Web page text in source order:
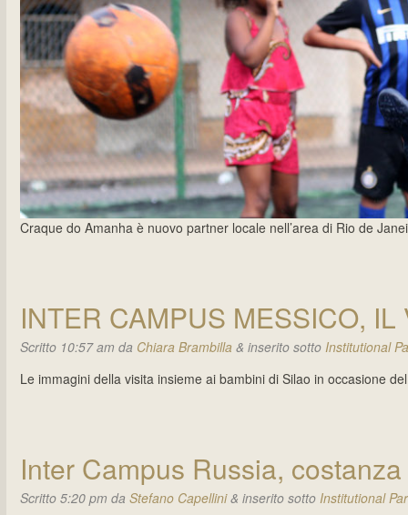
Craque do Amanha è nuovo partner locale nell’area di Rio de
INTER CAMPUS MESSICO,
Scritto 10:57 am da Chiara Brambilla & inserito sotto Institutional
Le immagini della visita insieme ai bambini di Silao in occasione
Inter Campus Russia,
Scritto 5:20 pm da Stefano Capellini & inserito sotto Institutional